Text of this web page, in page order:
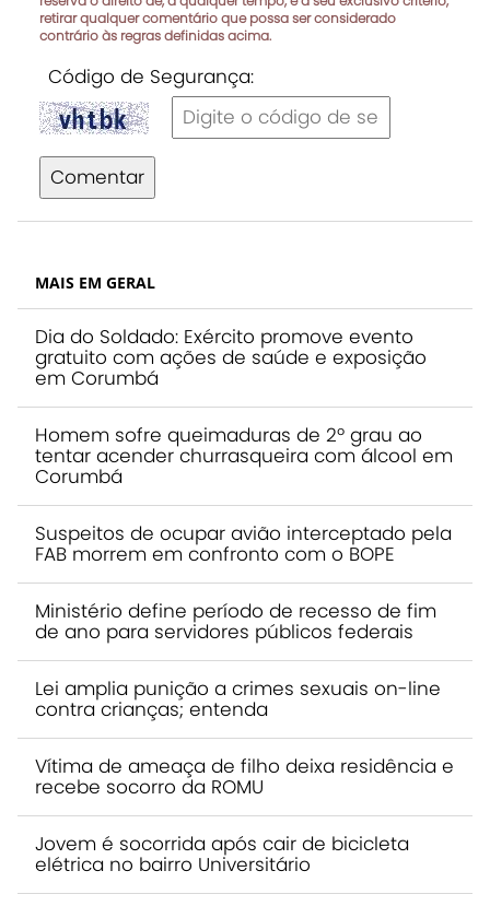
retirar qualquer comentário que possa ser considerado
contrário às regras definidas acima.
Código de Segurança:
Comentar
MAIS EM GERAL
Dia do Soldado: Exército promove evento
gratuito com ações de saúde e exposição
em Corumbá
Homem sofre queimaduras de 2º grau ao
tentar acender churrasqueira com álcool em
Corumbá
Suspeitos de ocupar avião interceptado pela
FAB morrem em confronto com o BOPE
Ministério define período de recesso de fim
de ano para servidores públicos federais
Lei amplia punição a crimes sexuais on-line
contra crianças; entenda
Vítima de ameaça de filho deixa residência e
recebe socorro da ROMU
Jovem é socorrida após cair de bicicleta
elétrica no bairro Universitário